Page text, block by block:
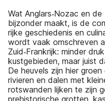
Wat Anglars‑Nozac en
bijzonder maakt, is de
rijke geschiedenis en
wordt vaak omschreven
Zuid‑Frankrijk: minder
kustgebieden, maar juist
De heuvels zijn hier
rivieren en dalen met
rotswanden lijken te zijn